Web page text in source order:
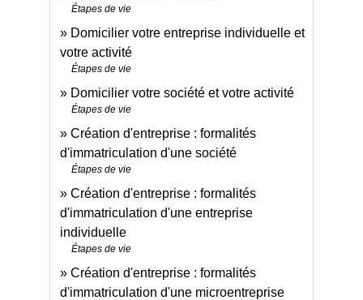
Étapes de vie
Domicilier votre entreprise individuelle et
votre activité
Étapes de vie
Domicilier votre société et votre activité
Étapes de vie
Création d'entreprise : formalités
d'immatriculation d'une société
Étapes de vie
Création d'entreprise : formalités
d'immatriculation d'une entreprise
individuelle
Étapes de vie
Création d'entreprise : formalités
d'immatriculation d'une microentreprise